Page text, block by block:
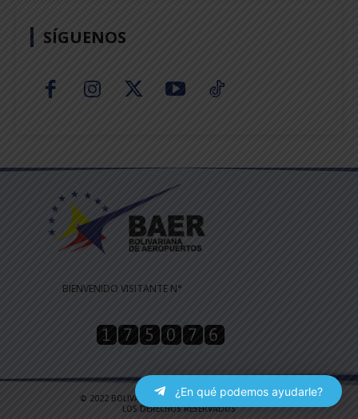
SÍGUENOS
BIENVENIDO VISITANTE N°
© 2022 BOLIVARIANA DE AEROPUERTOS | TODOS
LOS DERECHOS RESERVADOS
¿En qué podemos ayudarle?